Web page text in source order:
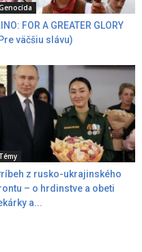
FOR A GREATER GLORY
väčšiu slávu)
Témy
z rusko-ukrajinského
– o hrdinstve a obeti
a...